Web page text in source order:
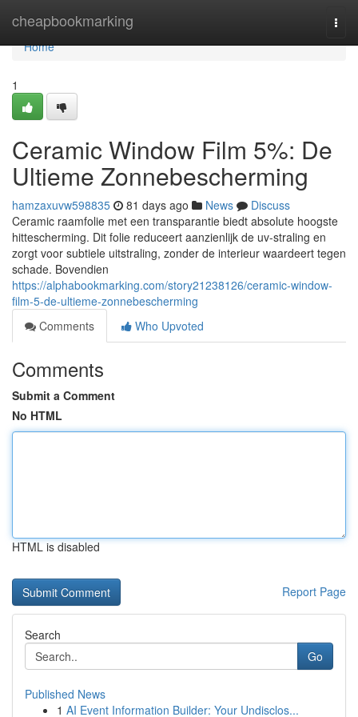
cheapbookmarking
Home
Home
1
Ceramic Window Film 5%: De
Ultieme Zonnebescherming
hamzaxuvw598835 81 days ago News
Discuss
Ceramic raamfolie met een transparantie biedt absolute hoogste
hittescherming. Dit folie reduceert aanzienlijk de uv-straling en
zorgt voor subtiele uitstraling, zonder de interieur waardeert tegen
schade. Bovendien
https://alphabookmarking.com/story21238126/ceramic-window-
film-5-de-ultieme-zonnebescherming
Comments
Who Upvoted
Comments
Submit a Comment
No HTML
HTML is disabled
Report Page
Search
Go
Published News
1 AI Event Information Builder: Your Undisclos...